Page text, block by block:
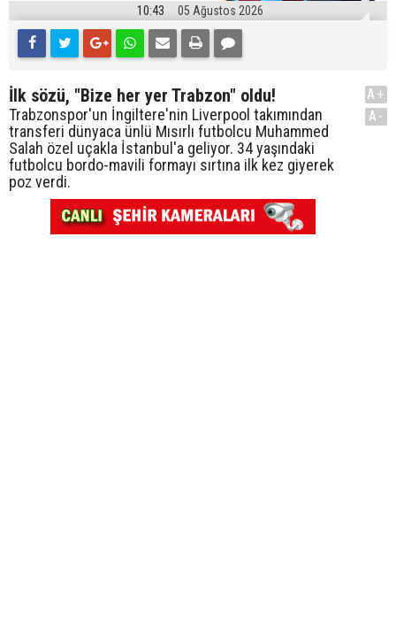
10:43 05 Ağustos 2026
İlk sözü, "Bize her yer Trabzon" oldu!
Trabzonspor'un İngiltere'nin Liverpool takımından
transferi dünyaca ünlü Mısırlı futbolcu Muhammed
Salah özel uçakla İstanbul'a geliyor. 34 yaşındaki
futbolcu bordo-mavili formayı sırtına ilk kez giyerek
poz verdi.
A+
A-